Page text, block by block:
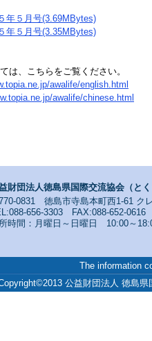
年５月号(3.69MBytes)
５月号(3.35MBytes)
は、こちらをご覧ください。
awalife/english.html
awalife/chinese.html
財団法人徳島県国際交流協会（と
0831 徳島市寺島本町西1-61 ク
656-3303 FAX:088-652-0616
時間：月曜日～日曜日 10:00～
The information
公益財団法人 徳島